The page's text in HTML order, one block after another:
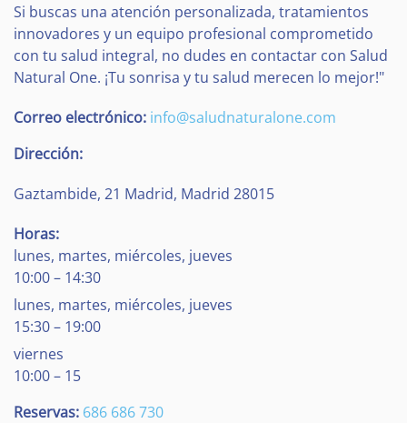
Si buscas una atención personalizada, tratamientos
innovadores y un equipo profesional comprometido
con tu salud integral, no dudes en contactar con Salud
Natural One. ¡Tu sonrisa y tu salud merecen lo mejor!"
Correo electrónico: info@saludnaturalone.com
Dirección:
Gaztambide, 21 Madrid, Madrid 28015
Horas:
lunes, martes, miércoles, jueves
10:00 – 14:30
lunes, martes, miércoles, jueves
15:30 – 19:00
viernes
10:00 – 15
Reservas: 686 686 730